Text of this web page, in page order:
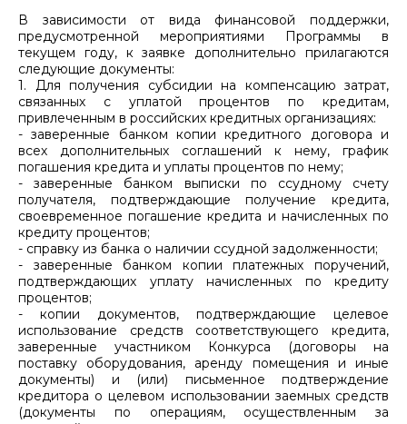
В зависимости от вида финансовой поддержки,
предусмотренной мероприятиями Программы в
текущем году, к заявке дополнительно прилагаются
следующие документы:
1. Для получения субсидии на компенсацию затрат,
связанных с уплатой процентов по кредитам,
привлеченным в российских кредитных организациях:
- заверенные банком копии кредитного договора и
всех дополнительных соглашений к нему, график
погашения кредита и уплаты процентов по нему;
- заверенные банком выписки по ссудному счету
получателя, подтверждающие получение кредита,
своевременное погашение кредита и начисленных по
кредиту процентов;
- справку из банка о наличии ссудной задолженности;
- заверенные банком копии платежных поручений,
подтверждающих уплату начисленных по кредиту
процентов;
- копии документов, подтверждающие целевое
использование средств соответствующего кредита,
заверенные участником Конкурса (договоры на
поставку оборудования, аренду помещения и иные
документы) и (или) письменное подтверждение
кредитора о целевом использовании заемных средств
(документы по операциям, осуществленным за